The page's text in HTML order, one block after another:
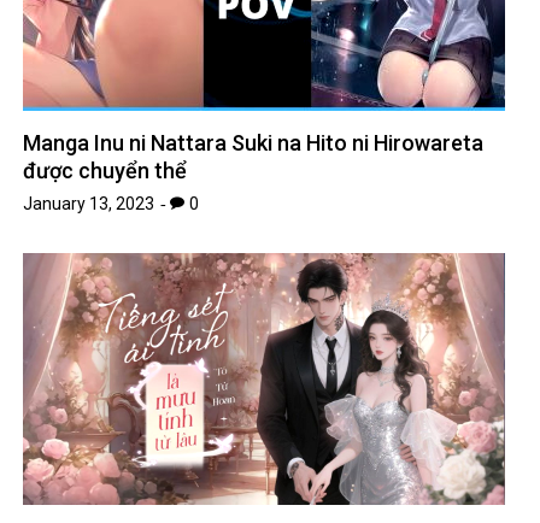
Manga Inu ni Nattara Suki na Hito ni Hirowareta
được chuyển thể
January 13, 2023 0